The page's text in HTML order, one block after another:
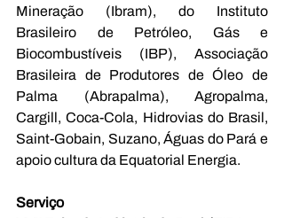
Mineração (Ibram), do Instituto
Brasileiro de Petróleo, Gás e
Biocombustíveis (IBP), Associação
Brasileira de Produtores de Óleo de
Palma (Abrapalma), Agropalma,
Cargill, Coca-Cola, Hidrovias do Brasil,
Saint-Gobain, Suzano, Águas do Pará e
apoio cultura da Equatorial Energia.
Serviço